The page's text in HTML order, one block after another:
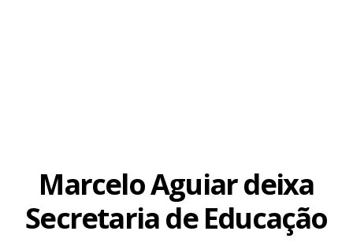
Marcelo Aguiar deixa
Secretaria de Educação